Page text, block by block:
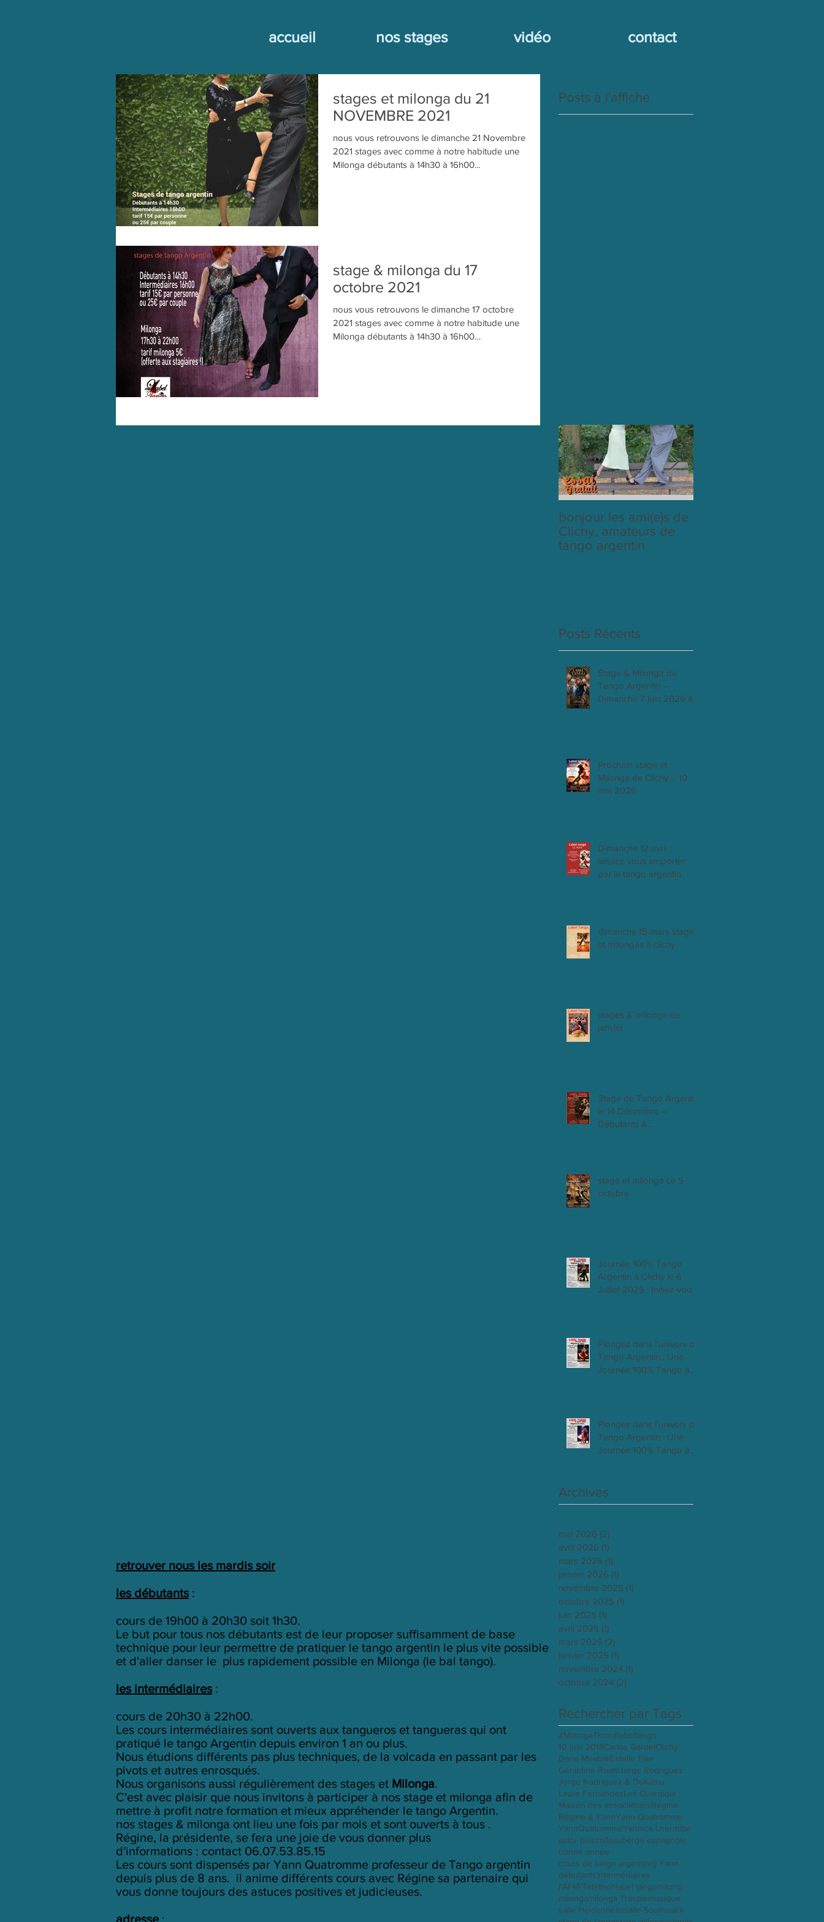
accueil nos stages vidéo contact
stages et milonga du 21
NOVEMBRE 2021
nous vous retrouvons le dimanche 21 Novembre
2021 stages avec comme à notre habitude une
Milonga débutants à 14h30 à 16h00...
stage & milonga du 17
octobre 2021
nous vous retrouvons le dimanche 17 octobre
2021 stages avec comme à notre habitude une
Milonga débutants à 14h30 à 16h00
Posts à l'affiche
bonjour les ami(e)s de
Clichy, amateurs de
tango argentin
Posts Récents
Stage & Milonga de
Tango Argentin –
Dimanche 7 juin 2026 à
Prochain stage et
Milonga de Clichy – 10
mai 2026
Dimanche 12 avril :
laissez-vous emporter
par le tango argentin
dimanche 15 mars stages
et milongas à clichy
stages & milonga de
janvier
Stage de Tango Argentin
le 14 Décembre –
Débutants &
stage et milonga ce 5
octobre
Journée 100% Tango
Argentin à Clichy le 6
Juillet 2025 : Initiez-vous,
Plongez dans l'univers du
Tango Argentin : Une
Journée 100% Tango à
Plongez dans l'univers du
Tango Argentin : Une
Journée 100% Tango à
Archives
retrouver nous les mardis soir
les débutants :
cours de 19h00 à 20h30 soit 1h30.
Le but pour tous nos débutants est de leur proposer suffisamment de base
technique pour leur permettre de pratiquer le tango argentin le plus vite possible
et d'aller danser le plus rapidement possible en Milonga (le bal tango).
les intermédiaires :
cours de 20h30 à 22h00.
Les cours intermédiaires sont ouverts aux tangueros et tangueras qui ont
pratiqué le tango Argentin depuis environ 1 an ou plus.
Nous étudions différents pas plus techniques, de la volcada en passant par les
pivots et autres enrosqués.
Nous organisons aussi régulièrement des stages et Milonga.
C'est avec plaisir que nous invitons à participer à nos stage et milonga afin de
mettre à profit notre formation et mieux appréhender le tango Argentin.
nos stages & milonga ont lieu une fois par mois et sont ouverts à tous .
Régine, la présidente, se fera une joie de vous donner plus
d'informations : contact 06.07.53.85.15
Les cours sont dispensés par Yann Quatromme professeur de Tango argentin
depuis plus de 8 ans. il anime différents cours avec Régine sa partenaire qui
vous donne toujours des astuces positives et judicieuses.
adresse :
mai 2026 (2)
avril 2026 (1)
mars 2026 (1)
janvier 2026 (1)
novembre 2025 (1)
octobre 2025 (1)
juin 2025 (1)
avril 2025 (1)
mars 2025 (2)
janvier 2025 (1)
novembre 2024 (1)
octobre 2024 (2)
Rechercher par Tags
#MilongaThon#labeltango
10 juin 2018Carlos GardelClichy
Dario MiraballEstelle Filer
Géraldine Ruatti Jorge Rodriguez
Jorge Rodriguez & DoKamu
Laure FernandezLos Guardiola
Maison des associationsRégine
Régine & YannYann Quatromme
YannQuatrommeYannick Lhermitte
astor piazzollaauberge espagnole
bonne année
cours de tango argentindj Yann
débutantsintermédiaires
l'AFM/Téléthonlabel tangomilong
milongamilonga Traspiemusique
salle Heidenheimsalle Southwark